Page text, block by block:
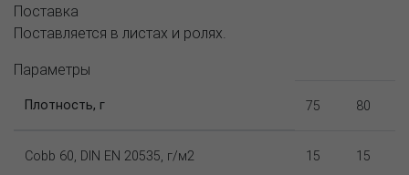
Поставка
Поставляется в листах и ролях.
Параметры
Плотность, г 75 80
Cobb 60, DIN EN 20535, г/м2 15 15